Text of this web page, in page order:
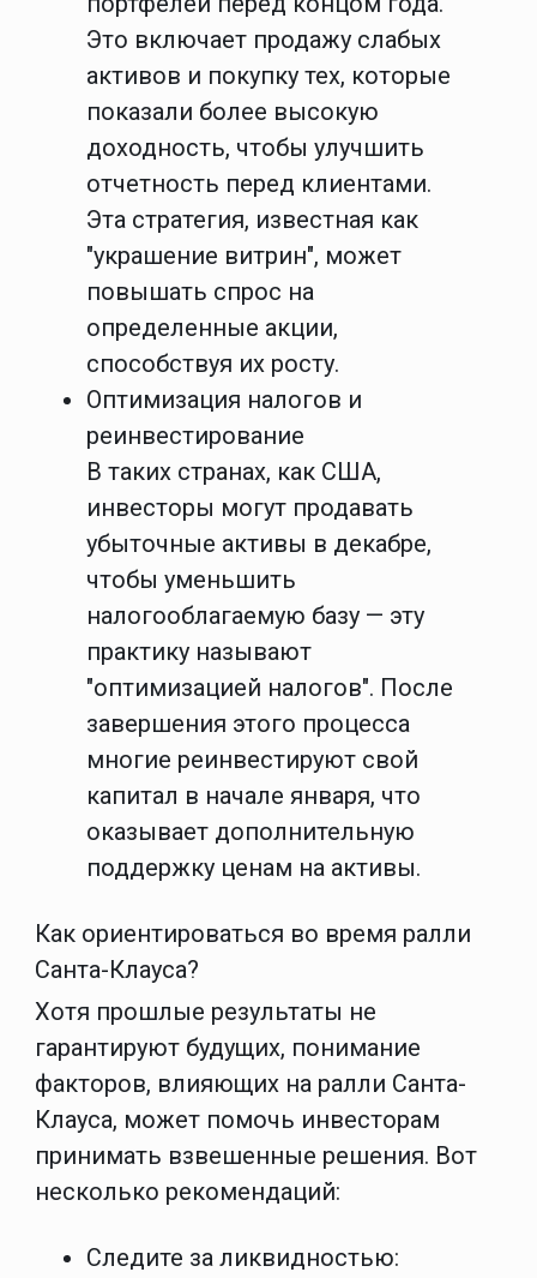
Это включает продажу слабых
активов и покупку тех, которые
показали более высокую
доходность, чтобы улучшить
отчетность перед клиентами.
Эта стратегия, известная как
"украшение витрин", может
повышать спрос на
определенные акции,
способствуя их росту.
Оптимизация налогов и
реинвестирование
В таких странах, как США,
инвесторы могут продавать
убыточные активы в декабре,
чтобы уменьшить
налогооблагаемую базу — эту
практику называют
"оптимизацией налогов". После
завершения этого процесса
многие реинвестируют свой
капитал в начале января, что
оказывает дополнительную
поддержку ценам на активы.
Как ориентироваться во время ралли
Санта-Клауса?
Хотя прошлые результаты не
гарантируют будущих, понимание
факторов, влияющих на ралли Санта-
Клауса, может помочь инвесторам
принимать взвешенные решения. Вот
несколько рекомендаций:
Следите за ликвидностью: